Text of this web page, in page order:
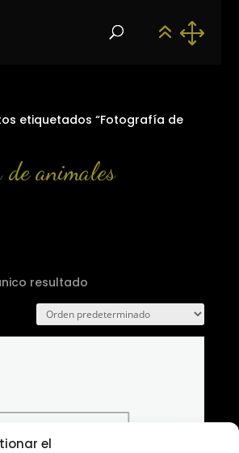
el
etiquetados “Fotografía de
de animales
resultado